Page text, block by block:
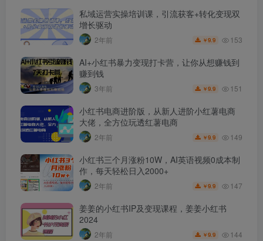
私域运营实操培训课，引流获客+转化变现双
增长驱动
2年前 ￥9.9 153
AI+小红书暴力变现打卡营，让你从想赚钱到
赚到钱
3年前 ￥9.9 151
小红书电商进阶版，从新人进阶小红薯电商
大佬，全方位玩透红薯电商
2年前 ￥9.9 149
小红书三个月涨粉10W，AI英语视频0成本制
作，每天轻松日入2000+
2年前 ￥9.9 147
姜姜的小红书IP及变现课程，姜姜小红书
2024
2年前 ￥9.9 144